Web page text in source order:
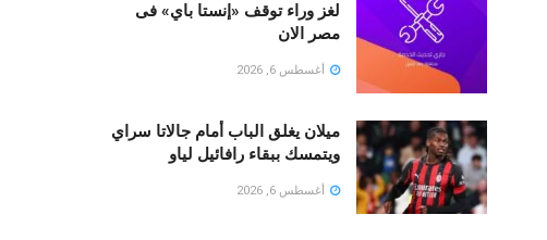
لغز وراء توقف «إنستا باي» فى
مصر الان
أغسطس 6, 2026
ميلان يغلق الباب أمام جالاتا سراي
ويتمسك ببقاء رافائيل لياو
أغسطس 6, 2026